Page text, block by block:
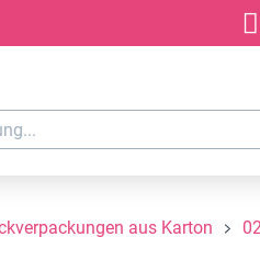
aus Karton